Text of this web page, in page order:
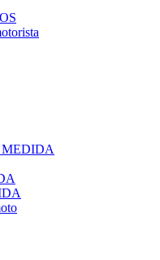
MEDIDA